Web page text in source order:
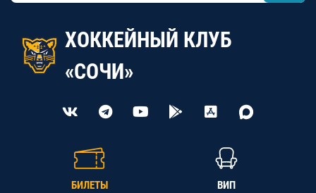
ХОККЕЙНЫЙ КЛУБ
«СОЧИ»
БИЛЕТЫ ВИП